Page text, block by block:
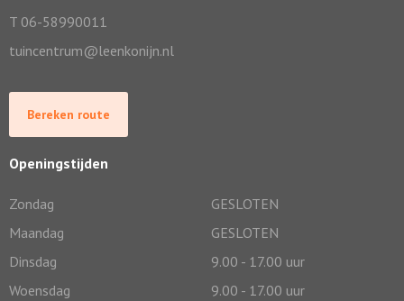
T 06-58990011
tuincentrum@leenkonijn.nl
Bereken route
Openingstijden
Zondag
GESLOTEN
Maandag
GESLOTEN
Dinsdag
9.00 - 17.00 uur
Woensdag
9.00 - 17.00 uur